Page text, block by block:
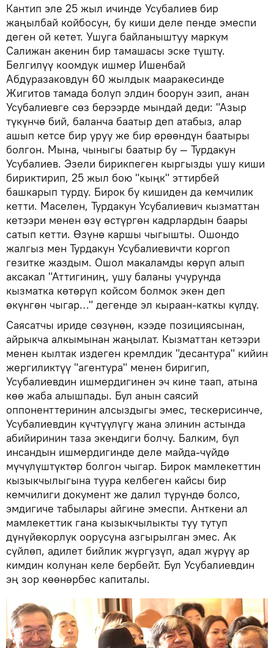
Кантип эле 25 жыл ичинде Усубалиев бир
жаңылбай койбосун, бу киши деле пенде эмеспи
деген ой кетет. Ушуга байланыштуу маркум
Салижан акенин бир тамашасы эске түштү.
Белгилүү коомдук ишмер Ишенбай
Абдуразаковдун 60 жылдык мааракесинде
Жигитов тамада болуп элдин боорун эзип, анан
Усубалиевге сөз берээрде мындай деди: "Азыр
түкүнчө бий, баланча баатыр деп атабыз, алар
ашып кетсе бир уруу же бир өрөөндүн баатыры
болгон. Мына, чыныгы баатыр бу — Турдакун
Усубалиев. Эзели бирикпеген кыргызды ушу киши
бириктирип, 25 жыл бою "кыңк" эттирбей
башкарып турду. Бирок бу кишиден да кемчилик
кетти. Маселен, Турдакун Усубалиевич кызматтан
кетээри менен өзү өстүргөн кадрлардын баары
сатып кетти. Өзүнө каршы чыгышты. Ошондо
жалгыз мен Турдакун Усубалиевичти коргоп
гезитке жаздым. Ошол макаламды көрүп алып
аксакал "Аттигиниң, ушу баланы учурунда
кызматка көтөрүп койсом болмок экен деп
өкүнгөн чыгар…" дегенде эл кыраан-каткы күлдү.
Саясатчы ириде сөзүнөн, кээде позициясынан,
айрыкча алкымынан жаңылат. Кызматтан кетээри
менен кылтак издеген кремлдик "десантура" кийин
жергиликтүү "агентура" менен биригип,
Усубалиевдин ишмердигинен эч кине таап, атына
көө жаба алышпады. Бул анын саясий
оппоненттеринин алсыздыгы эмес, тескерисинче,
Усубалиевдин күчтүүлүгү жана элинин астында
абийиринин таза экендиги болчу. Балким, бул
инсандын ишмердигинде деле майда-чүйдө
мүчүлүштүктөр болгон чыгар. Бирок мамлекеттин
кызыкчылыгына туура келбеген кайсы бир
кемчилиги документ же далил түрүндө болсо,
эмдигиче табылары айгине эмеспи. Анткени ал
мамлекеттик гана кызыкчылыкты туу тутуп
дүнүйөкорлук оорусуна азгырылган эмес. Ак
сүйлөп, адилет бийлик жүргүзүп, адал жүрүү ар
кимдин колунан келе бербейт. Бул Усубалиевдин
эң зор көөнөрбөс капиталы.